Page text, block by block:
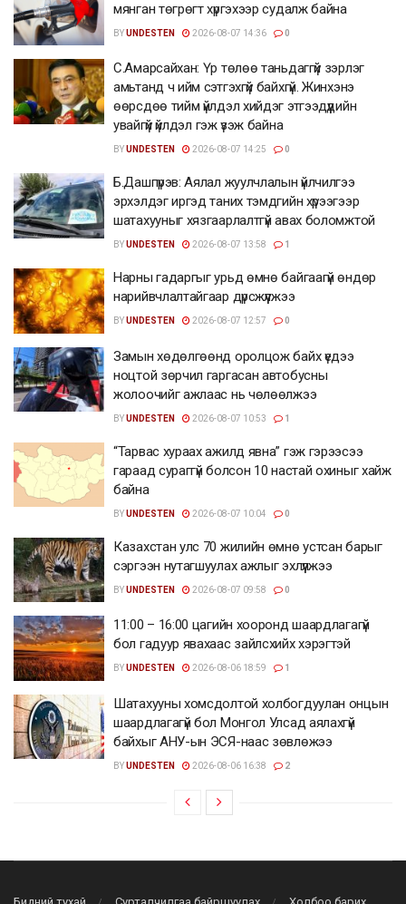
мянган төгрөгт хүргэхээр судалж байна
BYUNDESTEN 2026-08-07 14:36 0
С.Амарсайхан: Үр төлөө таньдаггүй зэрлэг
амьтанд ч ийм сэтгэхгүй байхгүй. Жинхэнэ
өөрсдөө тийм үйлдэл хийдэг этгээдүүдийн
увайгүй үйлдэл гэж үзэж байна
BYUNDESTEN 2026-08-07 14:25 0
Б.Дашпүрэв: Аялал жуулчлалын үйлчилгээ
эрхэлдэг иргэд таних тэмдгийн хүрээгээр
шатахууныг хязгаарлалтгүй авах боломжтой
BYUNDESTEN 2026-08-07 13:58 1
Нарны гадаргыг урьд өмнө байгаагүй өндөр
нарийвчлалтайгаар дүрсжүүлжээ
BYUNDESTEN 2026-08-07 12:57 0
Замын хөдөлгөөнд оролцож байх үедээ
ноцтой зөрчил гаргасан автобусны
жолоочийг ажлаас нь чөлөөлжээ
BYUNDESTEN 2026-08-07 10:53 1
“Тарвас хураах ажилд явна” гэж гэрээсээ
гараад сураггүй болсон 10 настай охиныг хайж
байна
BYUNDESTEN 2026-08-07 10:04 0
Казахстан улс 70 жилийн өмнө устсан барыг
сэргээн нутагшуулах ажлыг эхлүүлжээ
BYUNDESTEN 2026-08-07 09:58 0
11:00 – 16:00 цагийн хооронд шаардлагагүй
бол гадуур явахаас зайлсхийх хэрэгтэй
BYUNDESTEN 2026-08-06 18:59 1
Шатахууны хомсдолтой холбогдуулан онцын
шаардлагагүй бол Монгол Улсад аялахгүй
байхыг АНУ-ын ЭСЯ-наас зөвлөжээ
BYUNDESTEN 2026-08-06 16:38 2